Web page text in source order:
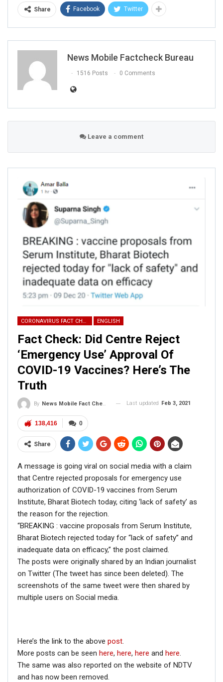
Share Facebook Twitter
News Mobile Factcheck Bureau
1516 Posts 0 Comments
Leave a comment
CORONAVIRUS FACT CHECK ENGLISH
Fact Check: Did Centre Reject
‘Emergency Use’ Approval Of
COVID-19 Vaccines? Here’s The
Truth
By News Mobile Fact Check Bureau Last updated Feb 3, 2021
0
138,416
Share
A message is going viral on social media with a claim
that Centre rejected proposals for emergency use
authorization of COVID-19 vaccines from Serum
Institute, Bharat Biotech today, citing ‘lack of safety’ as
the reason for the rejection.
“BREAKING : vaccine proposals from Serum Institute,
Bharat Biotech rejected today for “lack of safety” and
inadequate data on efficacy,” the post claimed.
The posts were originally shared by an Indian journalist
on Twitter (The tweet has since been deleted). The
screenshots of the same tweet were then shared by
multiple users on Social media.
Here’s the link to the above post
More posts can be seen here, here, here and here
The same was also reported on the website of NDTV
and has now been removed.